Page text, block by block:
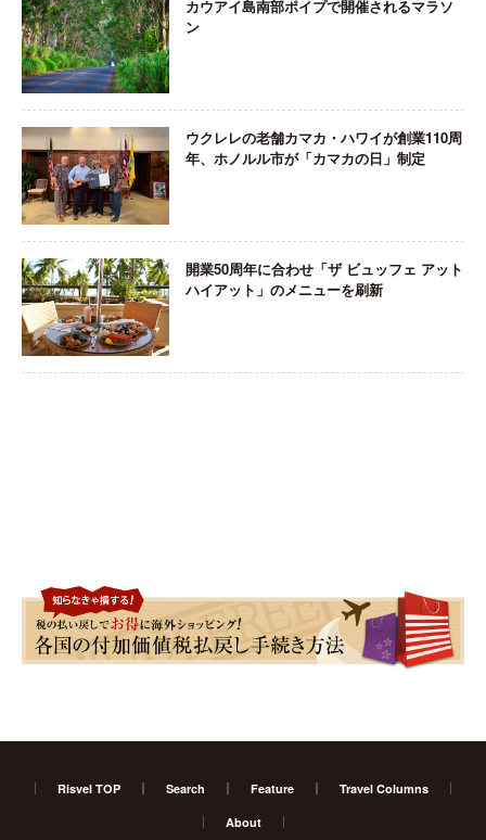
カウアイ島南部ポイプで開催されるマラソ
ン
ウクレレの老舗カマカ・ハワイが創業110周
年、ホノルル市が「カマカの日」制定
開業50周年に合わせ「ザ ビュッフェ アット
ハイアット」のメニューを刷新
Risvel TOP Search Feature Travel Columns
About